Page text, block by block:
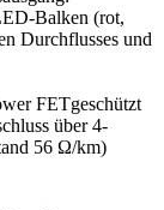
Balken (rot,
Durchflusses und
FETgeschützt
über 4-
56 Ω/km)